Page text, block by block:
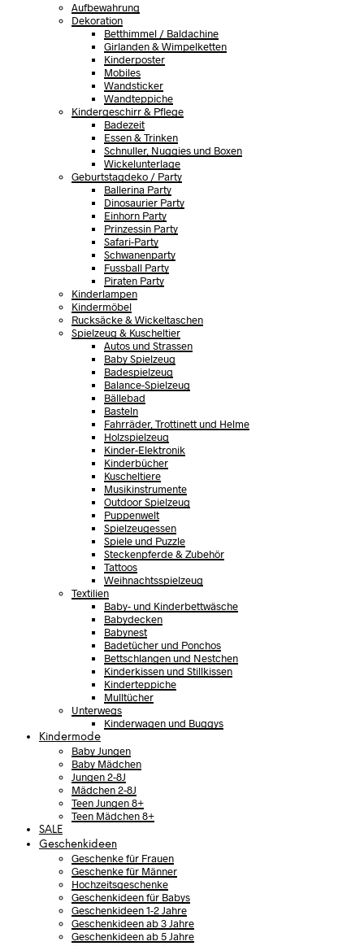
Aufbewahrung
Dekoration
Betthimmel / Baldachine
Girlanden & Wimpelketten
Kinderposter
Mobiles
Wandsticker
Wandteppiche
Kindergeschirr & Pflege
Badezeit
Essen & Trinken
Schnuller, Nuggies und Boxen
Wickelunterlage
Geburtstagdeko / Party
Ballerina Party
Dinosaurier Party
Einhorn Party
Prinzessin Party
Safari-Party
Schwanenparty
Fussball Party
Piraten Party
Kinderlampen
Kindermöbel
Rucksäcke & Wickeltaschen
Spielzeug & Kuscheltier
Autos und Strassen
Baby Spielzeug
Badespielzeug
Balance-Spielzeug
Bällebad
Basteln
Fahrräder, Trottinett und Helme
Holzspielzeug
Kinder-Elektronik
Kinderbücher
Kuscheltiere
Musikinstrumente
Outdoor Spielzeug
Puppenwelt
Spielzeugessen
Spiele und Puzzle
Steckenpferde & Zubehör
Tattoos
Weihnachtsspielzeug
Textilien
Baby- und Kinderbettwäsche
Babydecken
Babynest
Badetücher und Ponchos
Bettschlangen und Nestchen
Kinderkissen und Stillkissen
Kinderteppiche
Mulltücher
Unterwegs
Kinderwagen und Buggys
Kindermode
Baby Jungen
Baby Mädchen
Jungen 2-8J
Mädchen 2-8J
Teen Jungen 8+
Teen Mädchen 8+
SALE
Geschenkideen
Geschenke für Frauen
Geschenke für Männer
Hochzeitsgeschenke
Geschenkideen für Babys
Geschenkideen 1-2 Jahre
Geschenkideen ab 3 Jahre
Geschenkideen ab 5 Jahre